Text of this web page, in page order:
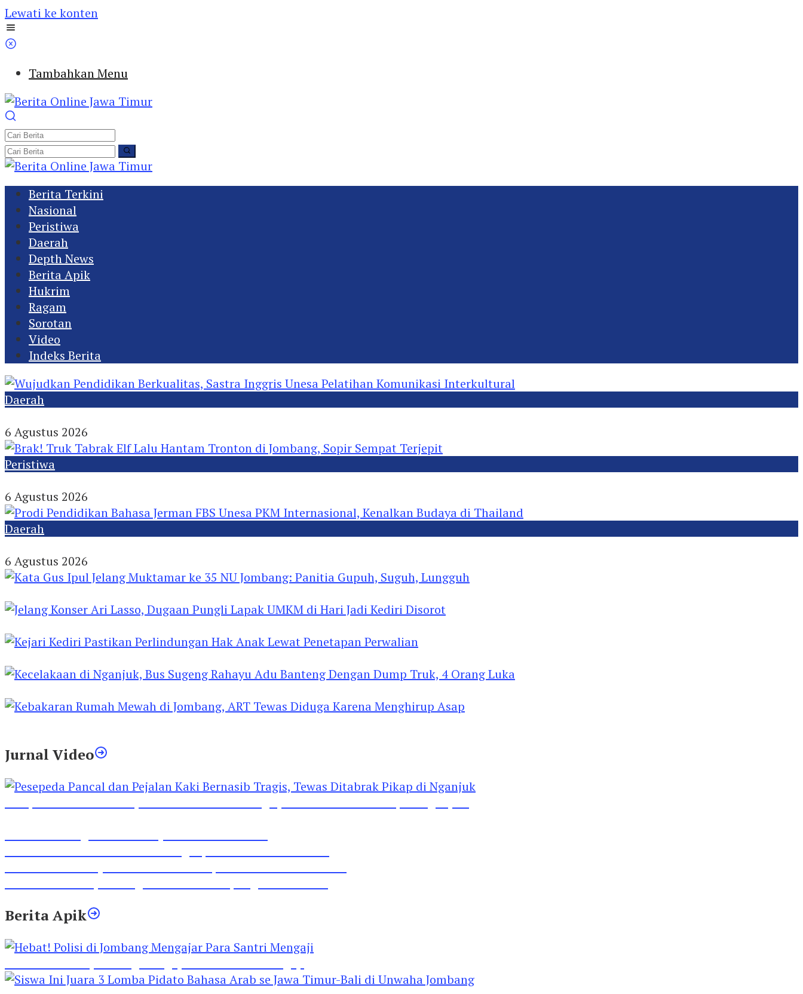
Lewati ke konten
Tambahkan Menu
Berita Terkini
Nasional
Peristiwa
Daerah
Depth News
Berita Apik
Hukrim
Ragam
Sorotan
Video
Indeks Berita
Daerah
6 Agustus 2026
Peristiwa
6 Agustus 2026
Daerah
6 Agustus 2026
Jurnal Video
Berita Apik